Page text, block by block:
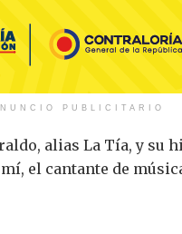
PUBLICITARIO
alias La Tía, y su
el cantante de